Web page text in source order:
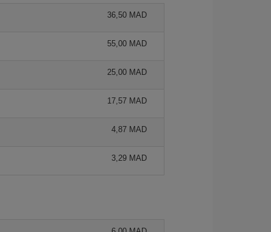
36,50 MAD
55,00 MAD
25,00 MAD
17,57 MAD
4,87 MAD
3,29 MAD